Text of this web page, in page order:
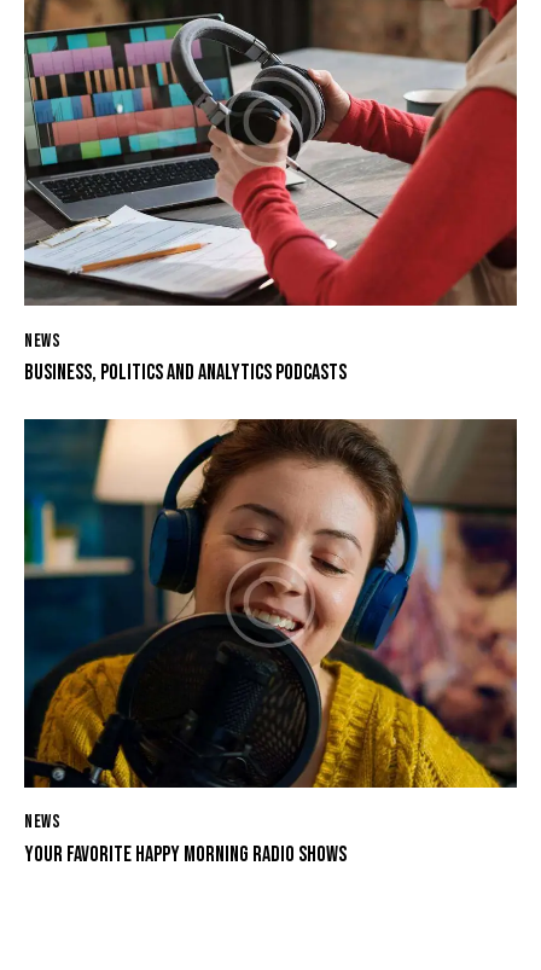
NEWS
BUSINESS, POLITICS AND ANALYTICS PODCASTS
NEWS
YOUR FAVORITE HAPPY MORNING RADIO SHOWS